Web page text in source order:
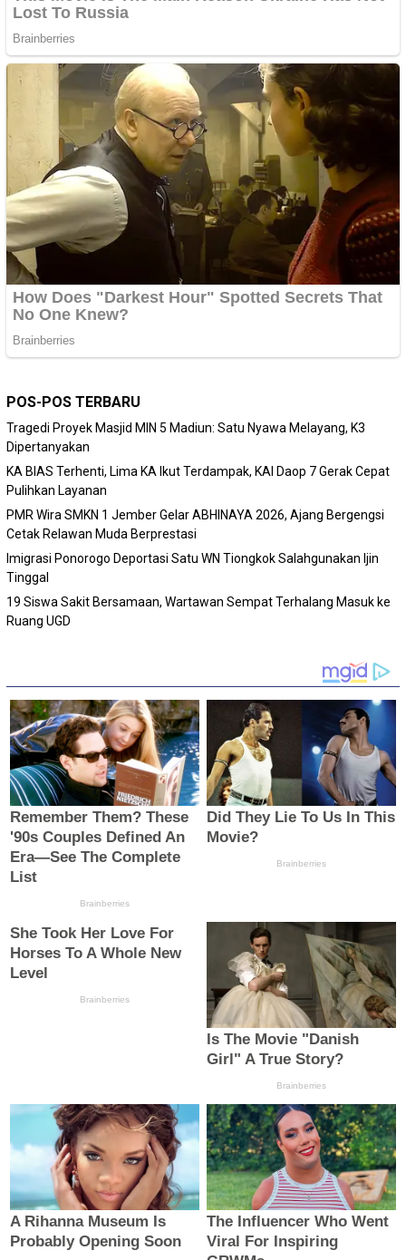
POS-POS TERBARU
Tragedi Proyek Masjid MIN 5 Madiun: Satu Nyawa Melayang, K3
Dipertanyakan
KA BIAS Terhenti, Lima KA Ikut Terdampak, KAI Daop 7 Gerak Cepat
Pulihkan Layanan
PMR Wira SMKN 1 Jember Gelar ABHINAYA 2026, Ajang Bergengsi
Cetak Relawan Muda Berprestasi
Imigrasi Ponorogo Deportasi Satu WN Tiongkok Salahgunakan Ijin
Tinggal
19 Siswa Sakit Bersamaan, Wartawan Sempat Terhalang Masuk ke
Ruang UGD